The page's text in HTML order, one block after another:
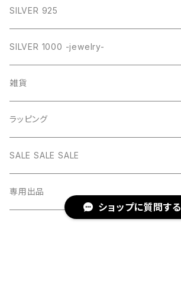
SILVER
BLACK
PICTURE
RED
GOLD
SILVER
BLACK
PICTURE
VINTAGE
STAINLESS
HEART
RING
ネックレス
ネックレス SILVER925
ネックレス GOLD
SILVER 925
RING collection
daily
BANGLE
CHOKER
EARRING
SILVER 1000 -jewelry-
オリジナルチャーム
チェーン
雑貨
インテリア
MEXICAN CROSS
オリジナルポーチ
Pouch S
ナップサック
ラッピング
ネックレスギフトBOX
ラッピング
SALE SALE SALE
専用出品
ショップに質問する